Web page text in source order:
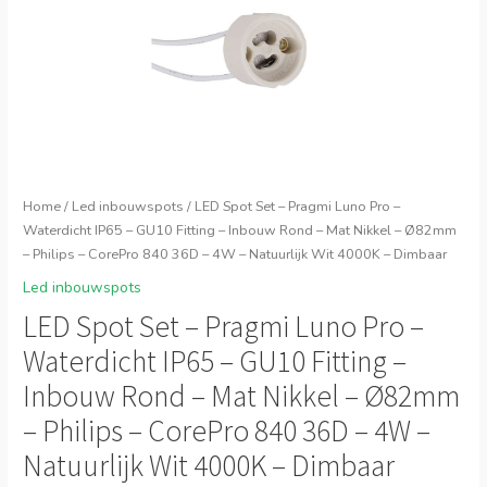
Home/ Led inbouwspots / LED Spot Set – Pragmi Luno Pro –
Waterdicht IP65 – GU10 Fitting – Inbouw Rond – Mat Nikkel – Ø82mm
– Philips – CorePro 840 36D – 4W – Natuurlijk Wit 4000K – Dimbaar
Led inbouwspots
LED Spot Set – Pragmi Luno Pro –
Waterdicht IP65 – GU10 Fitting –
Inbouw Rond – Mat Nikkel – Ø82mm
– Philips – CorePro 840 36D – 4W –
Natuurlijk Wit 4000K – Dimbaar